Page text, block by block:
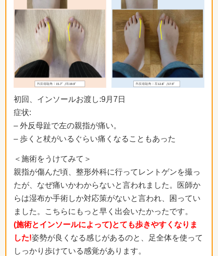
初回、インソールお渡し:9月7日
症状:
– 外反母趾で左の親指が痛い。
– 歩くと杖がいるぐらい痛くなることもあった
＜施術をうけてみて＞
親指が傷んだ頃、整形外科に行ってレントゲンを撮っ
たが、なぜ痛いかわからないと言われました。医師か
らは湿布か手術しか対応策がないと言われ、困ってい
ました。こちらにもっと早く出会いたかったです。
(施術とインソールによって)とても歩きやすくなりま
した!姿勢が良くなる感じがあるのと、足全体を使って
しっかり歩けている感覚があります。